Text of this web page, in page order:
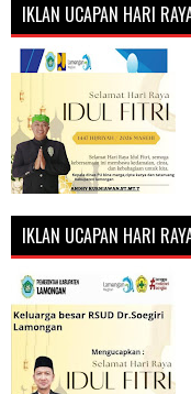
IKLAN UCAPAN HARI
IKLAN UCAPAN HARI